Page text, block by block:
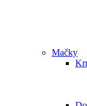
Mačky